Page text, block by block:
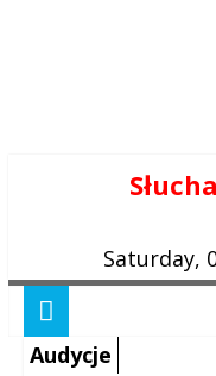
Saturday,
Audycje